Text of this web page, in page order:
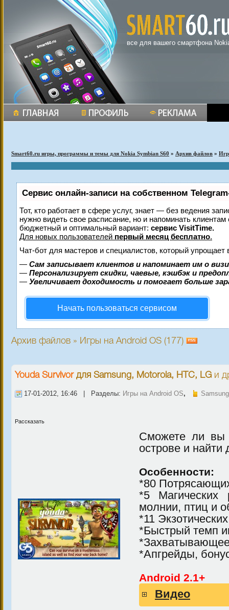
все для вашего смартфона
Smart60.ru игры, программы и темы для Nokia Symbian S60 » Архив файлов »
Сервис онлайн-записи на собственном
Тот, кто работает в сфере услуг, знает — без ведения
нужно видеть свое расписание, но и напоминать
бюджетный и оптимальный вариант: сервис VisitTime.
Для новых пользователей первый месяц бесплатно.
Чат-бот для мастеров и специалистов, который упрощает
— Сам записывает клиентов и напоминает им о
— Персонализирует скидки, чаевые, кэшбэк и
— Увеличивает доходимость и помогает больше
Начать пользоваться сервисом
Архив файлов » Игры на Android OS (177)
Youda Survivorдля Samsung, Motorola, HTC, LG и
17-01-2012, 16:46 | Разделы: Игры на Android OS,
Рассказать
Сможете ли вы
острове и найти
Особенности:
*80
*5 Магических
молнии, птиц и
*11
*Быстрый темп
*Апгрейды,
Android 2.1+
Видео